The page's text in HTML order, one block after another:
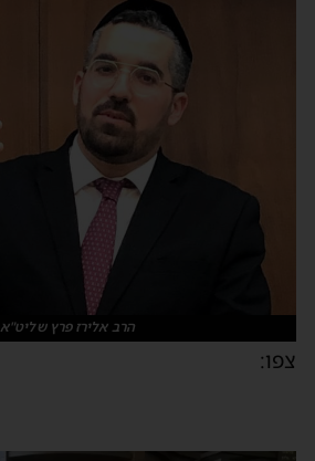
הרב אלירז פרץ שליט"א
צפו: